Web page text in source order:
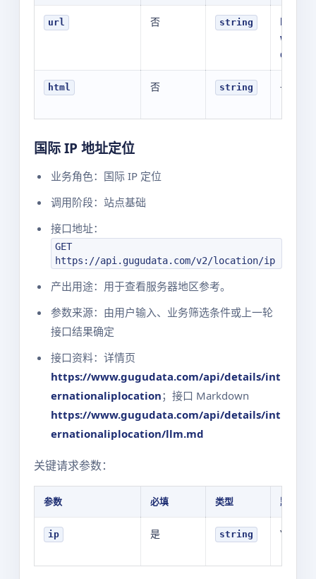
url 否 string
html 否 string -
国际 IP 地址定位
业务角色：国际 IP 定位
调用阶段：站点基础
接口地址：
GET
https://api.gugudata.com/v2/location/ip
产出用途：用于查看服务器地区参考。
参数来源：由用户输入、业务筛选条件或上一轮
接口结果确定
接口资料：详情页
https://www.gugudata.com/api/details/int
ernationaliplocation；接口 Markdown
https://www.gugudata.com/api/details/int
ernationaliplocation/llm.md
关键请求参数：
参数 必填 类型 默认值
ip 是 string